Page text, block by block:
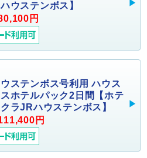
ウステンボス】
円
ステンボス号利用 ハウス
ホテルパック2日間【ホテ
ラJRハウステンボス】
円